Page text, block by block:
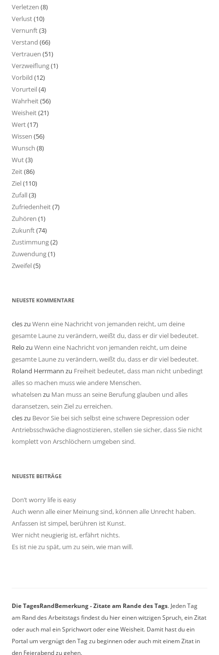
Verletzen (8)
Verlust(10)
Vernunft(3)
Verstand (66)
Vertrauen (51)
Verzweiflung(1)
Vorbild (12)
Vorurteil(4)
Wahrheit(56)
Weisheit(21)
Wert(17)
Wissen (56)
Wunsch (8)
Wut(3)
Zeit(86)
Ziel(110)
Zufall(3)
Zufriedenheit(7)
Zuhören (1)
Zukunft(74)
Zustimmung(2)
Zuwendung(1)
Zweifel(5)
NEUESTE KOMMENTARE
cleszu Wenn eine Nachricht von jemanden reicht, um deine
gesamte Laune zu verändern, weißt du, dass er dir viel bedeutet.
Relo zu Wenn eine Nachricht von jemanden reicht, um deine
gesamte Laune zu verändern, weißt du, dass er dir viel bedeutet.
Roland Herrmann zu Freiheit bedeutet, dass man nicht unbedingt
alles so machen muss wie andere Menschen.
whatelsen zu Man muss an seine Berufung glauben und alles
daransetzen, sein Ziel zu erreichen.
cleszu Bevor Sie bei sich selbst eine schwere Depression oder
Antriebsschwäche diagnostizieren, stellen sie sicher, dass Sie nicht
komplett von Arschlöchern umgeben sind.
NEUESTE BEITRÄGE
Don’t worry life is easy
Auch wenn alle einer Meinung sind, können alle Unrecht haben.
Anfassen ist simpel, berühren ist Kunst.
Wer nicht neugierig ist, erfährt nichts.
Es ist nie zu spät, um zu sein, wie man will.
Die TagesRandBemerkung - Zitate am Rande des Tags. Jeden Tag
am Rand des Arbeitstags findest du hier einen witzigen Spruch, ein Zitat
oder auch mal ein Sprichwort oder eine Weisheit. Damit hast du ein
Portal um vergnügt den Tag zu beginnen oder auch mit einem Zitat in
den Feierabend zu gehen.